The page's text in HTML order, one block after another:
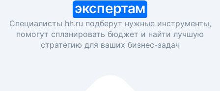
экспертам
Специалисты hh.ru подберут нужные инструменты,
помогут спланировать бюджет и найти лучшую
стратегию для ваших бизнес-задач